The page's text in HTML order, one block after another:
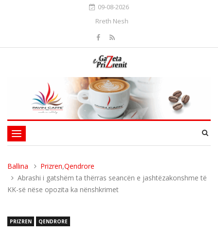
09-08-2026
Rreth Nesh
Toggle
navigation
Ballina Prizren,Qendrore
Abrashi i gatshëm ta thërras seancën e jashtëzakonshme të
KK-së nëse opozita ka nënshkrimet
PRIZREN QENDRORE